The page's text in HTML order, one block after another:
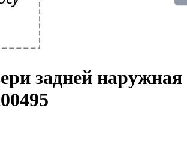
задней наружная